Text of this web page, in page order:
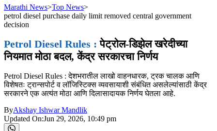
Marathi News>Top News>
petrol diesel purchase daily limit removed central government
decision
Petrol Diesel Rules : पेट्रोल-डिझेल खरेदीच्या
नियमात मोठा बदल, केंद्र सरकारचा निर्णय
Petrol Diesel Rules : देशभरातील लाखो वाहनधारक, ट्रक चालक आणि
विशेषतः ट्रान्सपोर्ट व लॉजिस्टिक्स व्यवसायाशी संबंधित असलेल्यांसाठी केंद्र
सरकारने एक अत्यंत मोठा आणि दिलासादायक निर्णय घेतला आहे.
ByAkshay Ishwar Mandlik
Updated On:Jun 29, 2026, 10:49 pm